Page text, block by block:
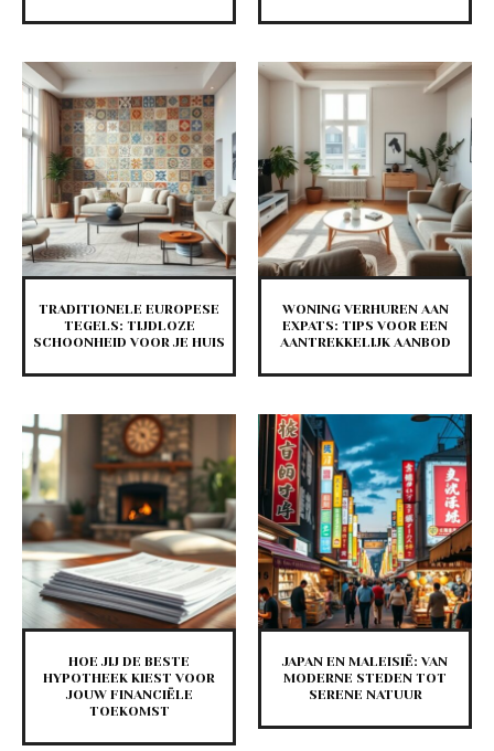
TRADITIONELE EUROPESE
TEGELS: TIJDLOZE
SCHOONHEID VOOR JE HUIS
WONING VERHUREN AAN
EXPATS: TIPS VOOR EEN
AANTREKKELIJK AANBOD
HOE JIJ DE BESTE
HYPOTHEEK KIEST VOOR
JOUW FINANCIËLE
TOEKOMST
JAPAN EN MALEISIË: VAN
MODERNE STEDEN TOT
SERENE NATUUR